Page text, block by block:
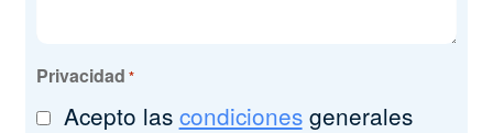
Privacidad *
Acepto las condicionesgenerales